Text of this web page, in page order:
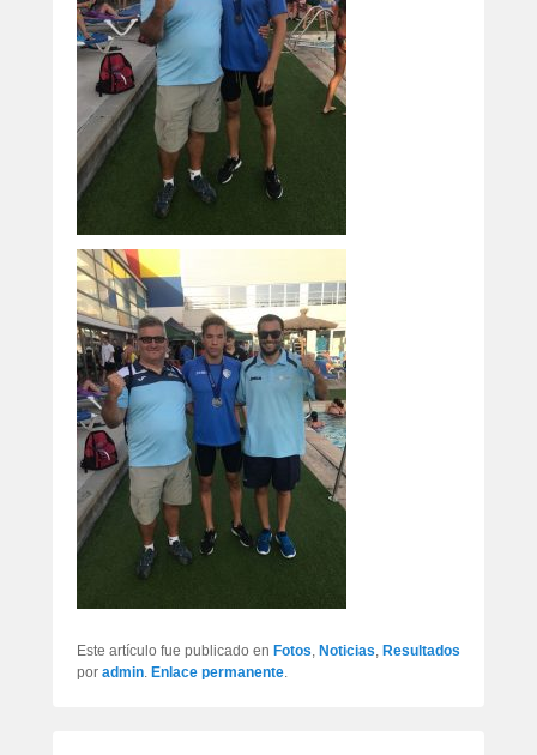
Este artículo fue publicado en Fotos Noticias Resultados
por admin Enlace permanente